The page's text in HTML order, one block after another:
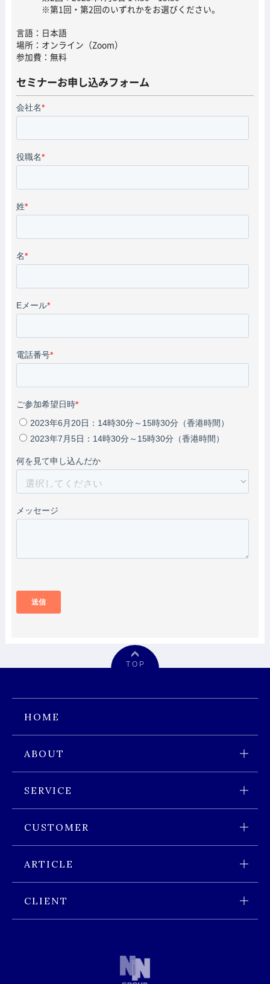
※第1回・第2回のいずれかをお選びください。
言語：日本語
場所：オンライン（Zoom）
参加費：無料
セミナーお申し込みフォーム
T O P
HOME
ABOUT
会社概要
経営理念
沿革
SERVICE
サービス内容
ブローカーとは
保険見直しサービス
CUSTOMER
香港進出時に必要な保険
香港展開企業に必要な保険
ARTICLE
CLIENT